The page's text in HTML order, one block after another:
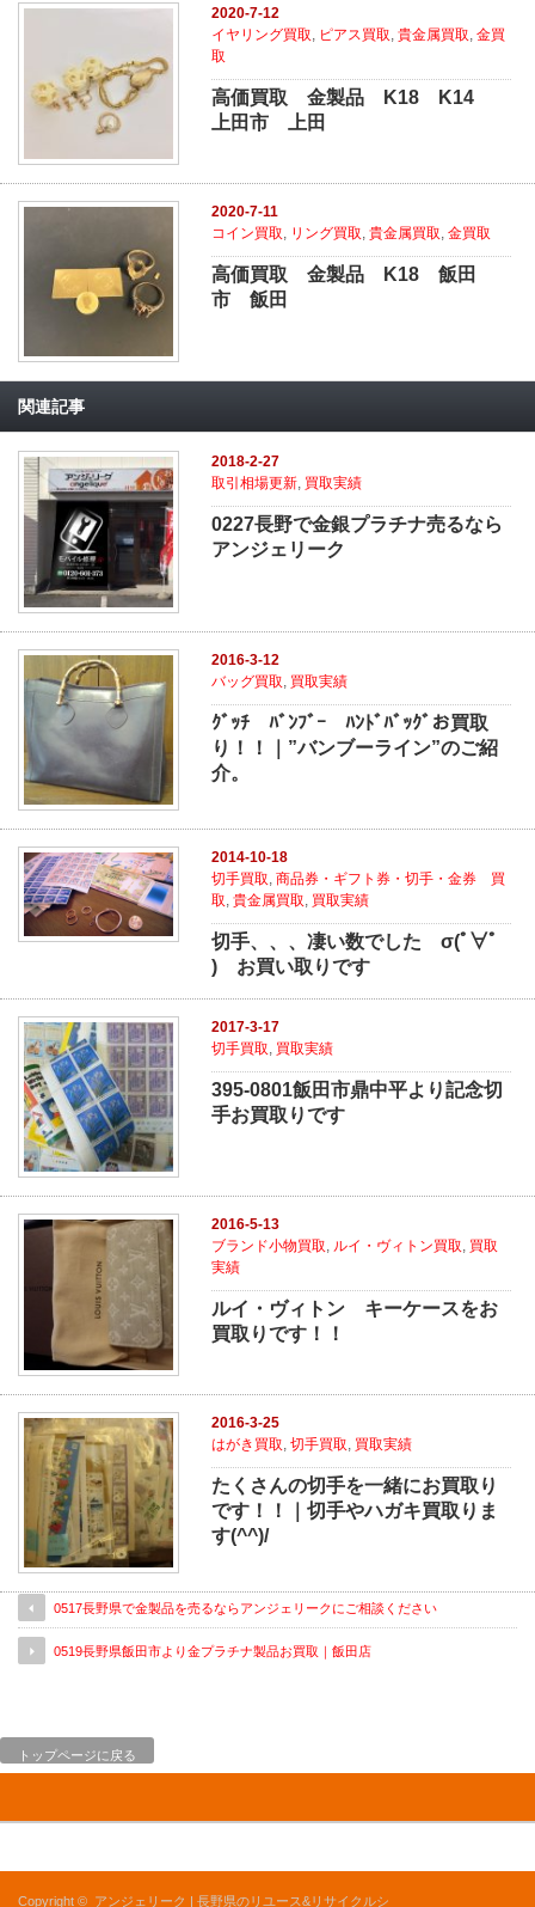
2020-7-12
イヤリング買取, ピアス買取,貴金属買取,金買
取
高価買取 金製品 K18 K14
上田市 上田
2020-7-11
コイン買取, リング買取,貴金属買取,金買取
高価買取 金製品 K18 飯田
市 飯田
関連記事
2018-2-27
取引相場更新, 買取実績
0227長野で金銀プラチナ売るなら
アンジェリーク
2016-3-12
バッグ買取 買取実績
ｸﾞｯﾁ ﾊﾞﾝﾌﾞｰ ﾊﾝﾄﾞﾊﾞｯｸﾞお買取
り！！｜”バンブーライン”のご紹
介。
2014-10-18
切手買取,商品券・ギフト券・切手・金券 買
取,貴金属買取, 買取実績
切手、、、凄い数でした σ(ﾟ∀ﾟ
) お買い取りです
2017-3-17
切手買取, 買取実績
395-0801飯田市鼎中平より記念切
手お買取りです
2016-5-13
ブランド小物買取, ルイ・ヴィトン買取, 買取
実績
ルイ・ヴィトン キーケースをお
買取りです！！
2016-3-25
はがき買取,切手買取, 買取実績
たくさんの切手を一緒にお買取り
です！！｜切手やハガキ買取りま
す(^^)/
0517長野県で金製品を売るならアンジェリークにご相談ください
0519長野県飯田市より金プラチナ製品お買取｜飯田店
トップページに戻る
Copyright © アンジェリーク | 長野県のリユース&リサイクルシ